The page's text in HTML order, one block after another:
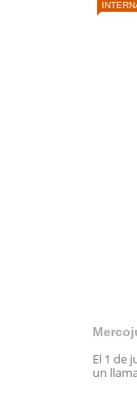
El 1 de
un